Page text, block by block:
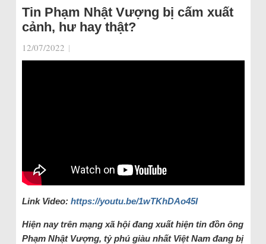
Tin Phạm Nhật Vượng bị cấm xuất
cảnh, hư hay thật?
12/07/2022 |
Link Video: https://youtu.be/1wTKhDAo45I
Hiện nay trên mạng xã hội đang xuất hiện tin đồn ông
Phạm Nhật Vượng, tỷ phú giàu nhất Việt Nam đang bị